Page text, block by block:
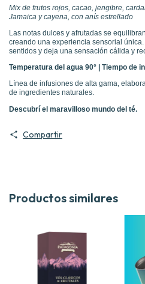
Mix de frutos rojos, cacao, jengibre,
Jamaica y cayena, con anís estrellado
Las notas dulces y afrutadas se
creando una experiencia sensorial
sentidos y deja una sensación cálida y
Temperatura del agua 90° | Tiempo de
Línea de infusiones de alta gama,
de ingredientes naturales.
Descubrí el maravilloso mundo del té.
Compartir
Productos similares